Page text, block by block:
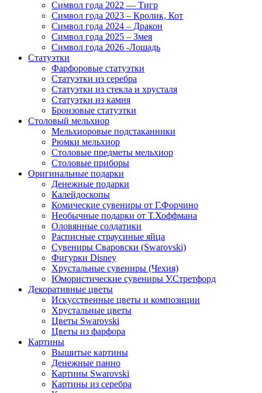
Символ года 2022 — Тигр
Символ года 2023 – Кролик, Кот
Символ года 2024 – Дракон
Символ года 2025 – Змея
Символ года 2026 -Лошадь
Статуэтки
Фарфоровые статуэтки
Статуэтки из серебра
Статуэтки из стекла и хрусталя
Статуэтки из камня
Бронзовые статуэтки
Столовый мельхиор
Мельхиоровые подстаканники
Рюмки мельхиор
Столовые предметы мельхиор
Столовые приборы
Оригинальные подарки
Денежные подарки
Калейдоскопы
Комические сувениры от Г.Форчино
Необычные подарки от Т.Хоффмана
Оловянные солдатики
Расписные страусиные яйца
Сувениры Сваровски (Swarovski)
Фигурки Disney
Хрустальные сувениры (Чехия)
Юмористические сувениры У.Стретфорд
Декоративные цветы
Искусственные цветы и композиции
Хрустальные цветы
Цветы Swarovski
Цветы из фарфора
Картины
Вышитые картины
Денежные панно
Картины Swarovski
Картины из серебра